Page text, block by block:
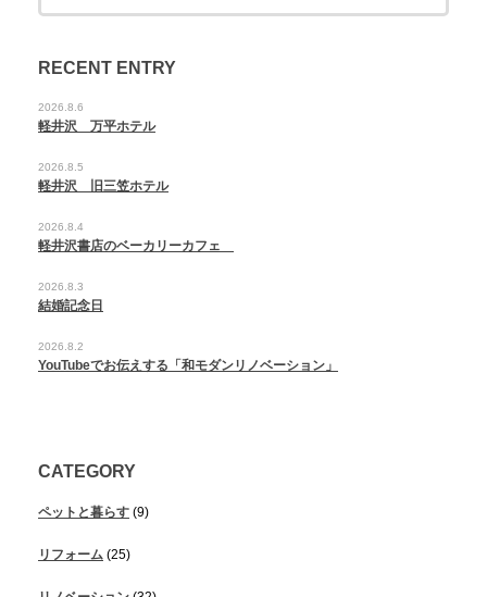
RECENT ENTRY
2026.8.6
軽井沢 万平ホテル
2026.8.5
軽井沢 旧三笠ホテル
2026.8.4
軽井沢書店のベーカリーカフェ
2026.8.3
結婚記念日
2026.8.2
YouTubeでお伝えする「和モダンリノベーション」
CATEGORY
ペットと暮らす (9)
リフォーム (25)